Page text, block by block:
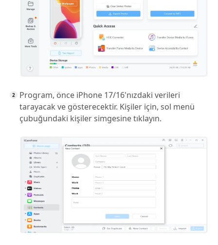
Program, önce iPhone 17/16'nızdaki verileri
tarayacak ve gösterecektir. Kişiler için, sol menü
çubuğundaki kişiler simgesine tıklayın.